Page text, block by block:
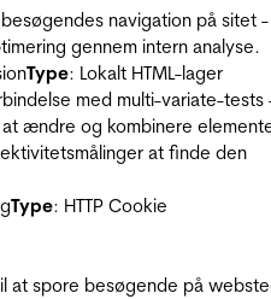
navigation på sitet -
gennem intern analyse.
Type: Lokalt HTML-lager
med multi-variate-tests
ændre og kombinere
at finde den
Type: HTTP Cookie
at spore besøgende på